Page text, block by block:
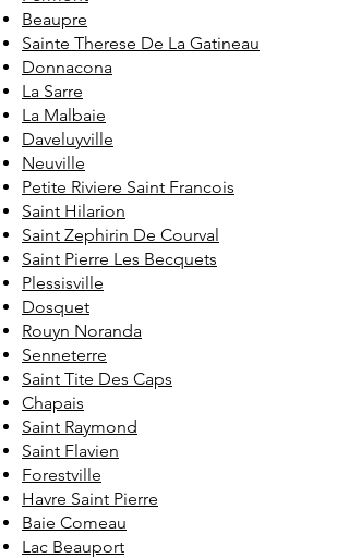
Beaupre
Sainte Therese De La Gatineau
Donnacona
La Sarre
La Malbaie
Daveluyville
Neuville
Petite Riviere Saint Francois
Saint Hilarion
Saint Zephirin De Courval
Saint Pierre Les Becquets
Plessisville
Dosquet
Rouyn Noranda
Senneterre
Saint Tite Des Caps
Chapais
Saint Raymond
Saint Flavien
Forestville
Havre Saint Pierre
Baie Comeau
Lac Beauport